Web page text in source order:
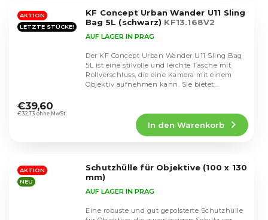
Sternen.
AKTION
LETZTE STÜCKE!
KF Concept Urban Wander U11 Sling
Bag 5L (schwarz) KF13.168V2
durchschnittliche
Produktbewertung
Sternen.
AUF LAGER IN PRAG
€32,73 ohne MwSt.
€39,60
In den Warenkorb
Der KF Concept Urban Wander U11 Sling Bag
5L ist eine stilvolle und leichte Tasche mit
Rollverschluss, die eine Kamera mit einem
Objektiv aufnehmen kann. Sie bietet
AKTION
NEU
Schutzhülle für Objektive (100 x 130
mm)
AUF LAGER IN PRAG
Eine robuste und gut gepolsterte Schutzhülle